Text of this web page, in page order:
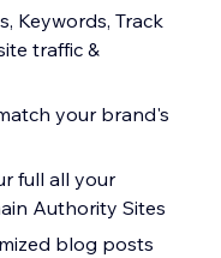
Keywords, Track
traffic &
your brand's
full all your
Authority Sites
blog posts